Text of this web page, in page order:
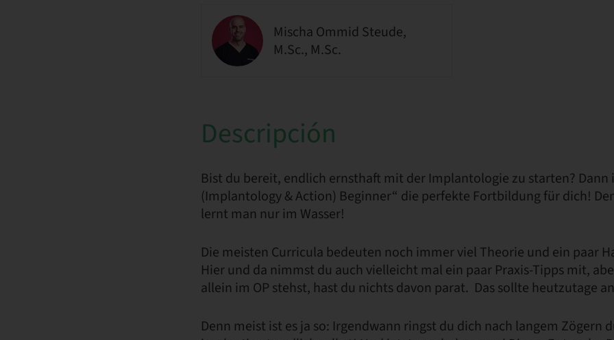
Mischa Ommid Steude,
M.Sc., M.Sc.
Descripción
Bist du bereit, endlich ernsthaft mit der Implantologie zu starten? Dann
(Implantology & Action) Beginner“ die perfekte Fortbildung für dich!
lernt man nur im Wasser!
Die meisten Curricula bedeuten noch immer viel Theorie und ein paar
Hier und da nimmst du auch vielleicht mal ein paar Praxis-Tipps mit,
allein im OP stehst, hast du nichts davon parat. Das sollte heutzutage
Denn meist ist es ja so: Irgendwann ringst du dich nach langem Zögern